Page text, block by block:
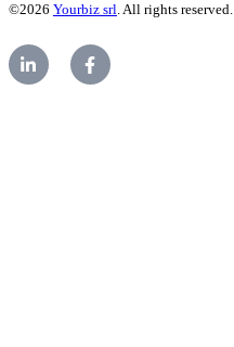
©2026 Yourbiz srl. All rights reserved.